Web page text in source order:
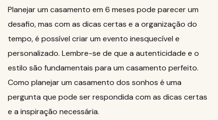
Planejar um casamento em 6 meses pode parecer um
desafio, mas com as dicas certas e a organização do
tempo, é possível criar um evento inesquecível e
personalizado. Lembre-se de que a autenticidade e o
estilo são fundamentais para um casamento perfeito.
Como planejar um casamento dos sonhos é uma
pergunta que pode ser respondida com as dicas certas
e a inspiração necessária.